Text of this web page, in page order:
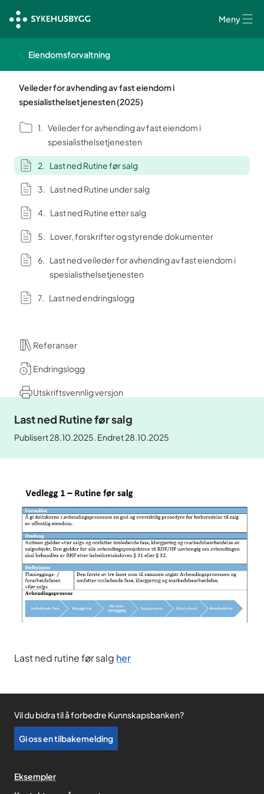
Meny
Eiendomsforvaltning
Veileder for avhending av fast eiendom i
spesialisthelsetjenesten (2025)
Veileder for avhending av fast eiendom i
spesialisthelsetjenesten
Last ned Rutine før salg
Last ned Rutine under salg
Last ned Rutine etter salg
Lover, forskrifter og styrende dokumenter
Last ned veileder for avhending av fast eiendom i
spesialisthelsetjenesten
Last ned endringslogg
Referanser
Endringslogg
Utskriftsvennlig versjon
Last ned Rutine før salg
Publisert 28.10.2025. Endret 28.10.2025
Last ned rutine før salg her
Vil du bidra til å forbedre Kunnskapsbanken?
Gi oss en tilbakemelding
Eksempler